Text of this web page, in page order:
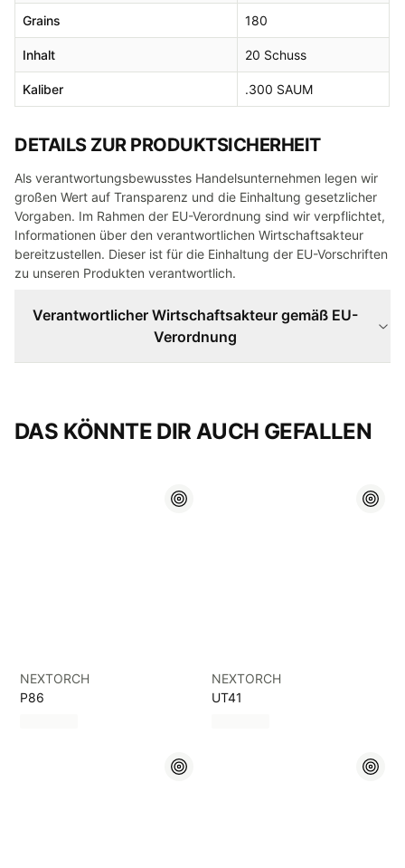
Grains 180
Inhalt 20 Schuss
Kaliber .300 SAUM
DETAILS ZUR PRODUKTSICHERHEIT
Als verantwortungsbewusstes Handelsunternehmen legen wir
großen Wert auf Transparenz und die Einhaltung gesetzlicher
Vorgaben. Im Rahmen der EU-Verordnung sind wir verpflichtet,
Informationen über den verantwortlichen Wirtschaftsakteur
bereitzustellen. Dieser ist für die Einhaltung der EU-Vorschriften
zu unseren Produkten verantwortlich.
Verantwortlicher Wirtschaftsakteur gemäß EU-
Verordnung
DAS KÖNNTE DIR AUCH GEFALLEN
NEXTORCH
P86
NEXTORCH
UT41